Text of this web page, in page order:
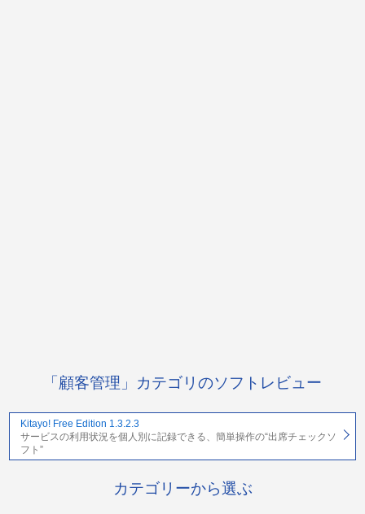
「顧客管理」カテゴリのソフトレビュー
Kitayo! Free Edition 1.3.2.3
サービスの利用状況を個人別に記録できる、簡単操作の“出席チェックソ
フト”
カテゴリーから選ぶ